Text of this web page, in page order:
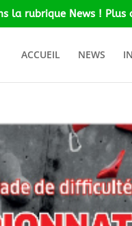
la rubrique News ! Plus
ACCUEIL NEWS